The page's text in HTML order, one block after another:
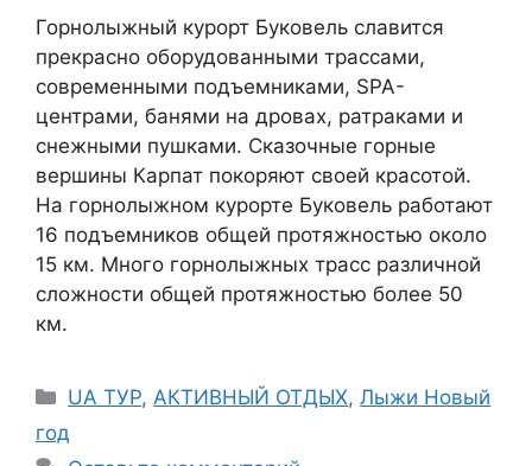
Горнолыжный курорт Буковель славится
прекрасно оборудованными трассами,
современными подъемниками, SPA-
центрами, банями на дровах, ратраками и
снежными пушками. Сказочные горные
вершины Карпат покоряют своей красотой.
На горнолыжном курорте Буковель работают
16 подъемников общей протяжностью около
15 км. Много горнолыжных трасс различной
сложности общей протяжностью более 50
км.
Рубрики
UA ТУР, АКТИВНЫЙ ОТДЫХ,Лыжи Новый
год